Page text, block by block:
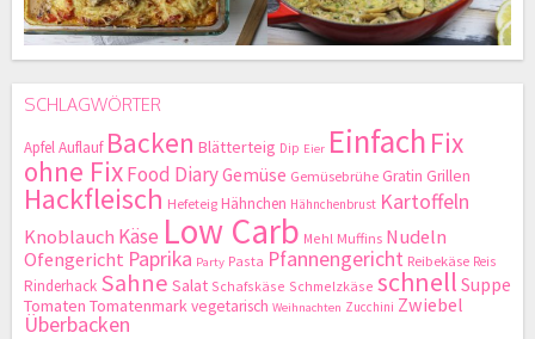
SCHLAGWÖRTER
ApfelAuflauf Backen Blätterteig Dip Eier Einfach Fix
ohne FixFood DiaryGemüse Gemüsebrühe Gratin Grillen
Hackfleisch Hefeteig Hähnchen Hähnchenbrust Kartoffeln
Knoblauch Käse Low Carb Mehl Muffins Nudeln
Ofengericht Paprika Party Pasta Pfannengericht Reibekäse Reis
Rinderhack Sahne Salat Schafskäse Schmelzkäse schnell Suppe
Tomaten Tomatenmarkvegetarisch Weihnachten Zucchini Zwiebel
Überbacken